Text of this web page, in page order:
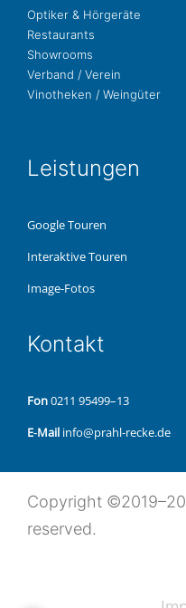
Opti­ker & Hörgeräte
Restau­rants
Show­rooms
Ver­band / Verein
Vino­the­ken / Weingüter
Leis­tun­gen
Google Touren
Inter­ak­ti­ve Touren
Image-Fotos
Kon­takt
Fon0211 95499–13
E‑Mail info@prahl-recke.de
Copy­right
reserved.